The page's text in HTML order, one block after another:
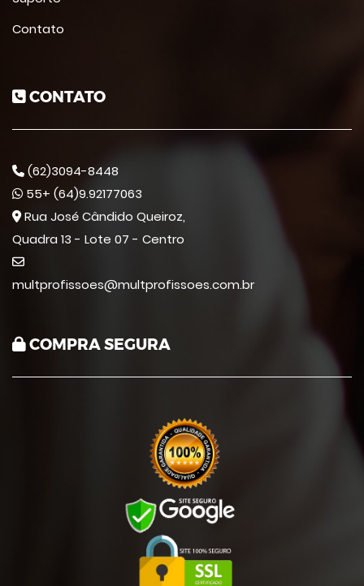
Contato
CONTATO
(62)3094-8448
55+ (64)9.92177063
Rua José Cândido Queiroz,
Quadra 13 - Lote 07 - Centro
multprofissoes@multprofissoes.com.br
COMPRA SEGURA